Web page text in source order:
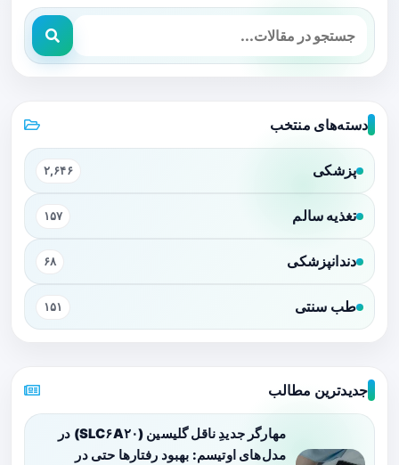
دسته‌های منتخب
پزشکی ۲,۶۴۶
تغذیه سالم ۱۵۷
دندانپزشکی ۶۸
طب سنتی ۱۵۱
جدیدترین مطالب
مهارگر جدیدِ ناقل گلیسین (SLC۶A۲۰) در
مدل‌های اوتیسم: بهبود رفتارها حتی در